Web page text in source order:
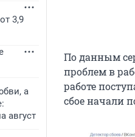
3,9
а
август
По данным
проблем в
работе
сбое начали